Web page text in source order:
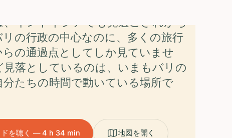
、インドネシアでも見過ごされがち
の行政の中心なのに、多くの旅行
の通過点としてしか見ていませ
見落としているのは、いまもバリの
たちの時間で動いている場所で
ドを聴く — 4 h 34 min 地図を開く